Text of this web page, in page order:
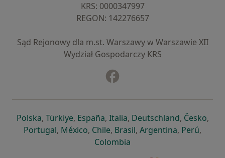
KRS: ⁠0000347997
REGON: ⁠142276657
Sąd Rejonowy dla m.st. Warszawy w Warszawie XII
Wydział Gospodarczy KRS
Polskaotwiera się w nowej karcie
, Türkiyeotwiera się w nowej karcie
, Españaotwiera się w nowej karcie
, Italiaotwiera się w nowej
, Deutschlandotwiera się
, Česko,
Portugalotwiera się w nowej karcie
, Méxicootwiera się w nowej karcie
, Chileotwiera się w nowej karcie
, Brasilotwiera się w nowej
, Argentinaotwiera się
, Perú,
Colombia